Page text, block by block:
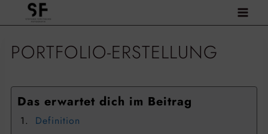
Inhalt
PORTFOLIO-ERSTELLUNG
Das erwartet dich im Beitrag
Definition